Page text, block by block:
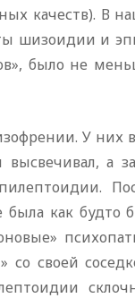
качеств). В
шизоидии и
было не
У них
высвечивал, а
была как будто
своей